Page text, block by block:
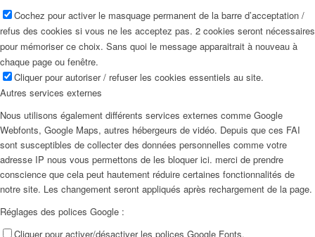
Cochez pour activer le masquage permanent de la barre d’acceptation /
refus des cookies si vous ne les acceptez pas. 2 cookies seront nécessaires
pour mémoriser ce choix. Sans quoi le message apparaitrait à nouveau à
chaque page ou fenêtre.
Cliquer pour autoriser / refuser les cookies essentiels au site.
Autres services externes
Nous utilisons également différents services externes comme Google
Webfonts, Google Maps, autres hébergeurs de vidéo. Depuis que ces FAI
sont susceptibles de collecter des données personnelles comme votre
adresse IP nous vous permettons de les bloquer ici. merci de prendre
conscience que cela peut hautement réduire certaines fonctionnalités de
notre site. Les changement seront appliqués après rechargement de la page.
Réglages des polices Google :
Cliquer pour activer/désactiver les polices Google Fonts.